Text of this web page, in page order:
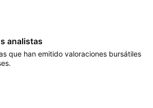
analistas
que han emitido valoraciones bursátiles